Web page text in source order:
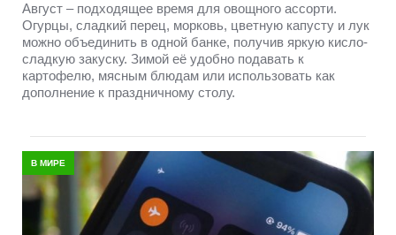
Август – подходящее время для овощного ассорти.
Огурцы, сладкий перец, морковь, цветную капусту и лук
можно объединить в одной банке, получив яркую кисло-
сладкую закуску. Зимой её удобно подавать к
картофелю, мясным блюдам или использовать как
дополнение к праздничному столу.
В МИРЕ